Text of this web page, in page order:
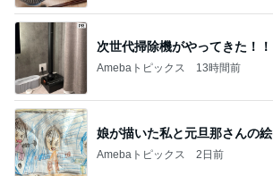
次世代掃除機がやってきた！！
Amebaトピックス 13時間前
娘が描いた私と元旦那さんの絵
Amebaトピックス 2日前